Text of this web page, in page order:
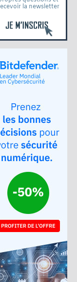
la newsletter